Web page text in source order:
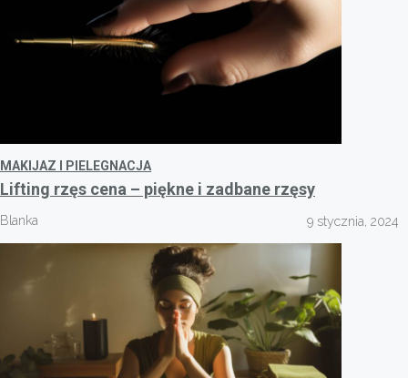
MAKIJAZ I PIELEGNACJA
Lifting rzęs cena – piękne i zadbane rzęsy
Blanka 9 stycznia, 2024